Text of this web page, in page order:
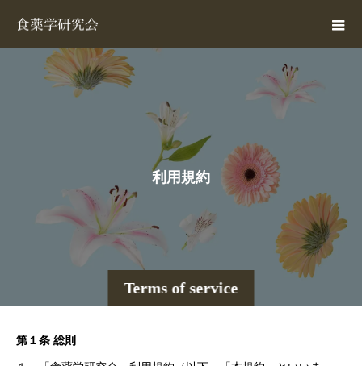
Terms of service
利 用 規約
第１条 総則